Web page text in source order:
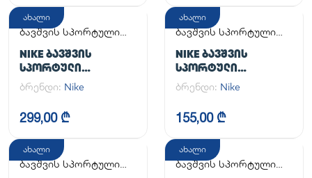
ახალი
ბავშვის სპორტული
NIKE ᲑᲐᲕᲨᲕᲘᲡ
ᲡᲞᲝᲠᲢᲣᲚᲘ
ᲤᲔᲮᲡᲐᲪᲛᲔᲚᲘ AIR
FORCE 1 LE (GS)
ბრენდი: Nike
299,00 ₾
ახალი
ბავშვის სპორტული
NIKE ᲑᲐᲕᲨᲕᲘᲡ
ᲡᲞᲝᲠᲢᲣᲚᲘ
ᲤᲔᲮᲡᲐᲪᲛᲔᲚᲘ NIKE
OMNI MULTI-COURT
(PS)
ბრენდი: Nike
155,00 ₾
ახალი
ბავშვის სპორტული
ახალი
ბავშვის სპორტული